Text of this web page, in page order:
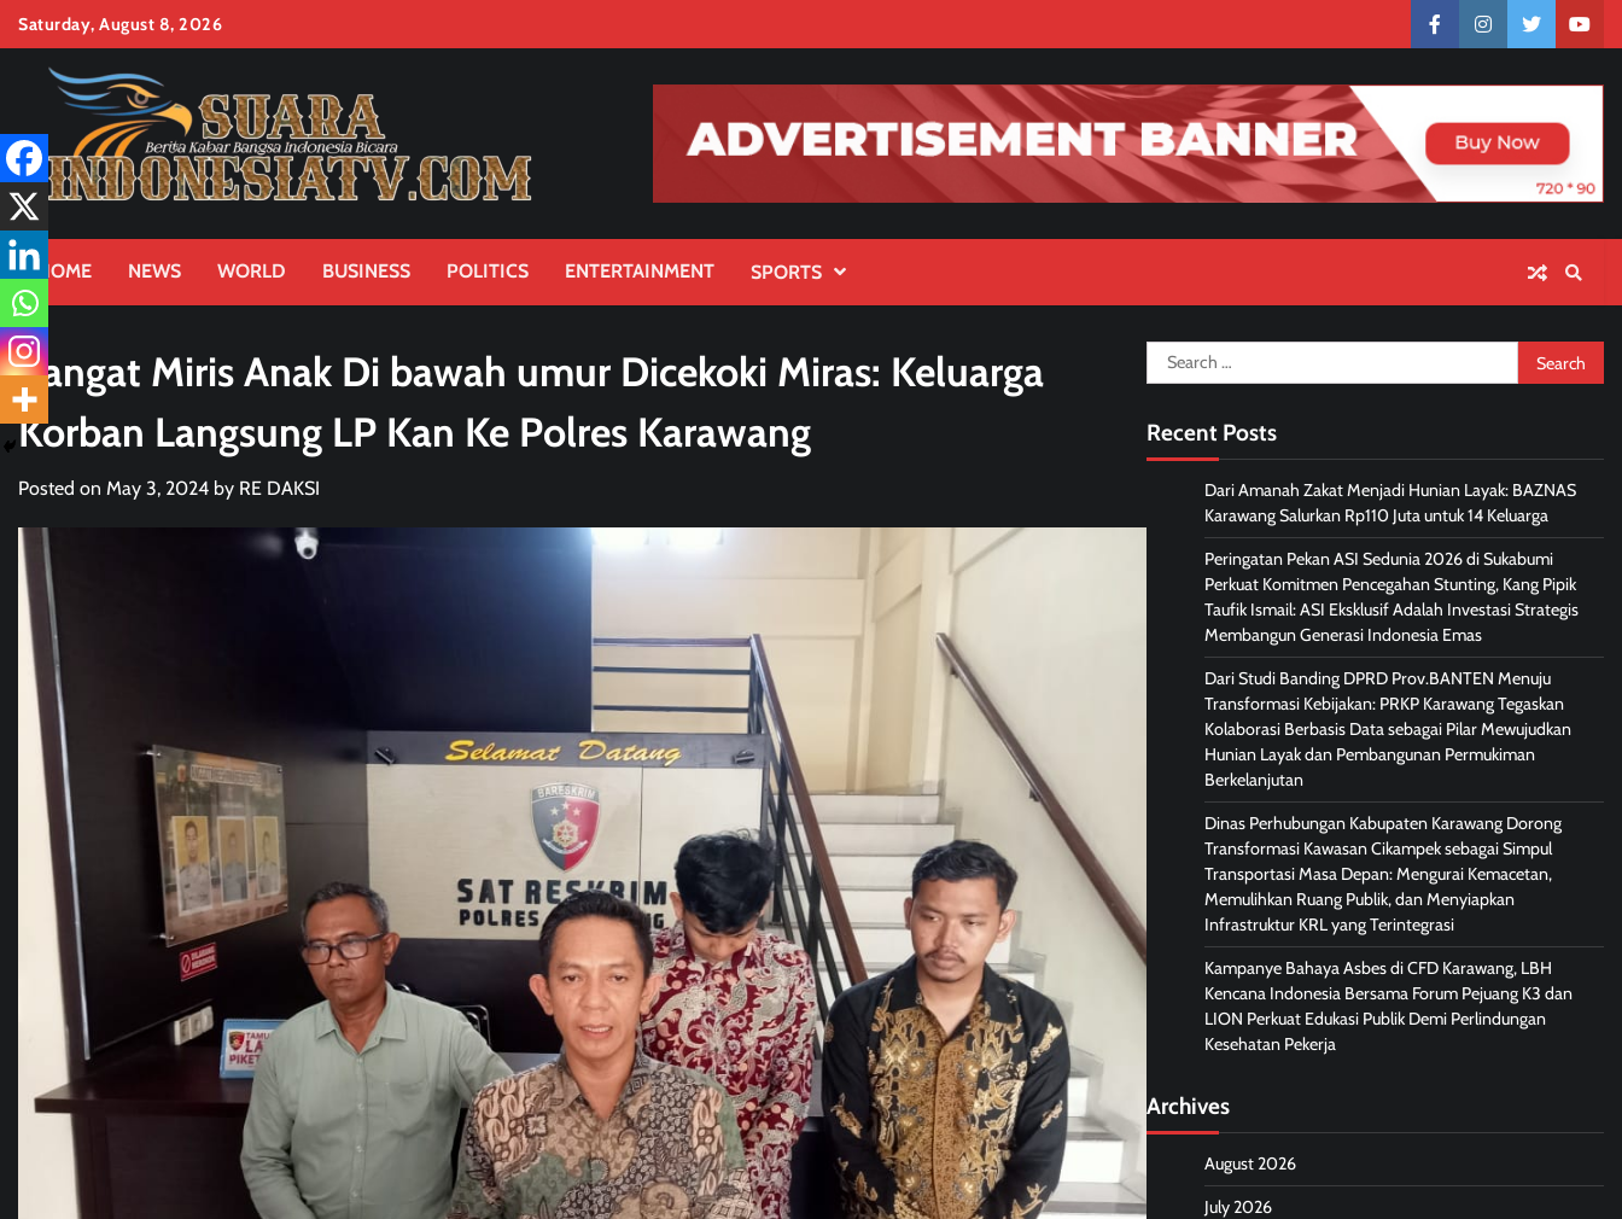
Skip
content
Saturday, August 8, 2026
facebookinstagramtwitter
HOME NEWS WORLD BUSINESS POLITICS ENTERTAINMENT SPORTS
Sangat Miris Anak Di bawah umur Dicekoki Miras: Keluarga
Korban Langsung LP Kan Ke Polres Karawang
Posted on May 3, 2024 by RE DAKSI
Search
for:
Recent Posts
Dari Amanah Zakat Menjadi Hunian Layak: BAZNAS
Karawang Salurkan Rp110 Juta untuk 14 Keluarga
Peringatan Pekan ASI Sedunia 2026 di Sukabumi
Perkuat Komitmen Pencegahan Stunting, Kang Pipik
Taufik Ismail: ASI Eksklusif Adalah Investasi Strategis
Membangun Generasi Indonesia Emas
Dari Studi Banding DPRD Prov.BANTEN Menuju
Transformasi Kebijakan: PRKP Karawang Tegaskan
Kolaborasi Berbasis Data sebagai Pilar Mewujudkan
Hunian Layak dan Pembangunan Permukiman
Berkelanjutan
Dinas Perhubungan Kabupaten Karawang Dorong
Transformasi Kawasan Cikampek sebagai Simpul
Transportasi Masa Depan: Mengurai Kemacetan,
Memulihkan Ruang Publik, dan Menyiapkan
Infrastruktur KRL yang Terintegrasi
Kampanye Bahaya Asbes di CFD Karawang, LBH
Kencana Indonesia Bersama Forum Pejuang K3 dan
LION Perkuat Edukasi Publik Demi Perlindungan
Kesehatan Pekerja
Archives
August 2026
July 2026